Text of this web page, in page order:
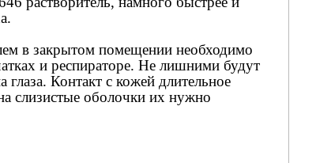
в закрытом помещении необходимо
и респираторе. Не лишними будут
глаза. Контакт с кожей длительное
слизистые оболочки их нужно